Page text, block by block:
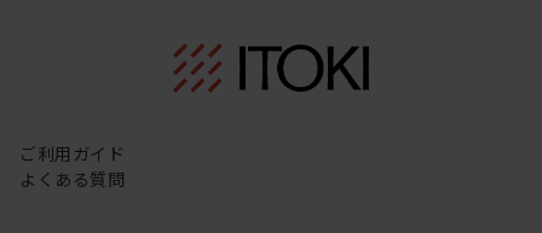
ご利用ガイド
よくある質問